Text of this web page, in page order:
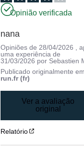
Opinião verificada
nana
Opiniões de 28/04/2026
,
uma experiência de
31/03/2026 por Sebastien
Publicado originalmente
run.fr (fr)
Ver a avaliação
original
Relatório